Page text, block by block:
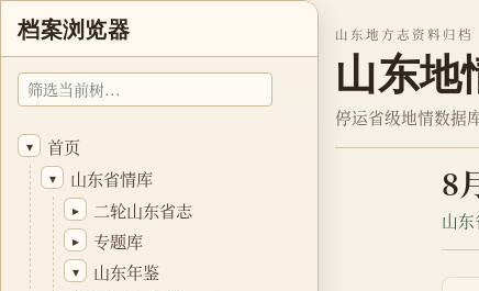
山东地方志资料归档
山东地
停运省级地情数据
8
山
档案浏览器
▾ 首页
▾ 山东省情库
▸ 二轮山东省志
▸ 专题库
▾ 山东年鉴